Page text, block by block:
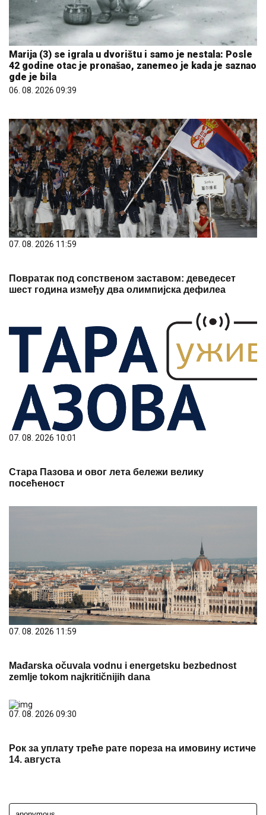
Marija (3) se igrala u dvorištu i samo je nestala: Posle
42 godine otac je pronašao, zanemeo je kada je saznao
gde je bila
06. 08. 2026 09:39
07. 08. 2026 11:59
Повратак под сопственом заставом: деведесет
шест година између два олимпијска дефилеа
07. 08. 2026 10:01
Стара Пазова и овог лета бележи велику
посећеност
07. 08. 2026 11:59
Mađarska očuvala vodnu i energetsku bezbednost
zemlje tokom najkritičnijih dana
07. 08. 2026 09:30
Рок за уплату треће рате пореза на имовину истиче
14. августа